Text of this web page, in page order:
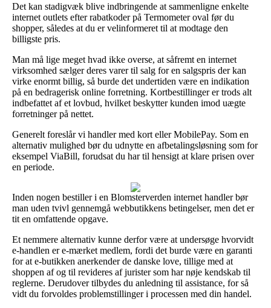
Det kan stadigvæk blive indbringende at sammenligne enkelte
internet outlets efter rabatkoder på Termometer oval før du
shopper, således at du er velinformeret til at modtage den
billigste pris.
Man må lige meget hvad ikke overse, at såfremt en internet
virksomhed sælger deres varer til salg for en salgspris der kan
virke enormt billig, så burde det undertiden være en indikation
på en bedragerisk online forretning. Kortbestillinger er trods alt
indbefattet af et lovbud, hvilket beskytter kunden imod uægte
forretninger på nettet.
Generelt foreslår vi handler med kort eller MobilePay. Som en
alternativ mulighed bør du udnytte en afbetalingsløsning som for
eksempel ViaBill, forudsat du har til hensigt at klare prisen over
en periode.
Inden nogen bestiller i en Blomsterverden internet handler bør
man uden tvivl gennemgå webbutikkens betingelser, men det er
tit en omfattende opgave.
Et nemmere alternativ kunne derfor være at undersøge hvorvidt
e-handlen er e-mærket medlem, fordi det burde være en garanti
for at e-butikken anerkender de danske love, tillige med at
shoppen af og til revideres af jurister som har nøje kendskab til
reglerne. Derudover tilbydes du anledning til assistance, for så
vidt du forvoldes problemstillinger i processen med din handel.